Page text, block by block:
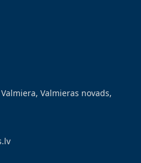
Valmieras novads,